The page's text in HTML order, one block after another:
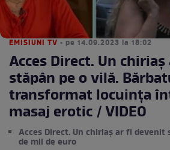
EMISIUNI TV • pe 14.09.2023 la 18:02
Acces Direct. Un
stăpân pe o vilă.
transformat locuința
masaj erotic / VIDEO
Acces Direct. Un chiriaș ar fi devenit
de mii de euro